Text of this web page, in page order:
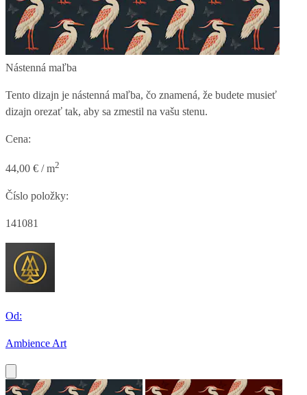
Nástenná maľba
Tento dizajn je nástenná maľba, čo znamená, že budete musieť
dizajn orezať tak, aby sa zmestil na vašu stenu.
Cena:
44,00 € / m2
Číslo položky:
141081
Od:
Ambience Art